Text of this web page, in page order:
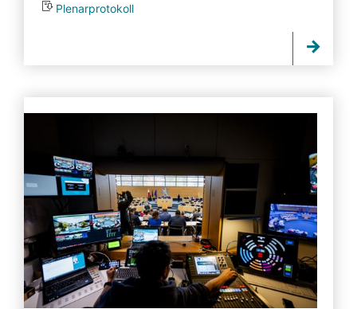
Plenarprotokoll